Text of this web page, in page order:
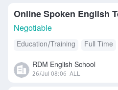
Online Spoken English
Negotiable
Education/Training Full Time
RDM English School
26/Jul 08:06 ALL